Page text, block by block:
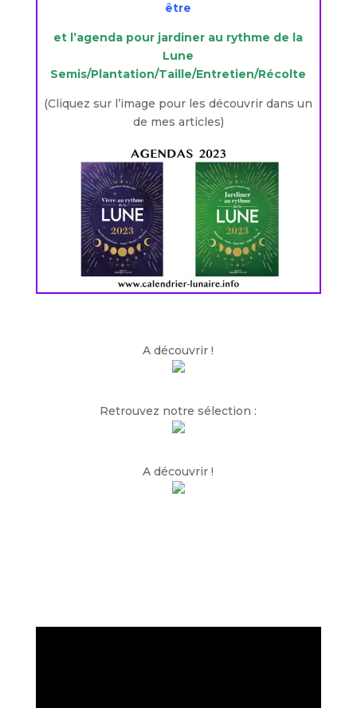
être
et l’agenda pour jardiner au rythme de la
Lune
Semis/Plantation/Taille/Entretien/Récolte
(Cliquez sur l’image pour les découvrir dans un
de mes articles)
A découvrir !
Retrouvez notre sélection :
A découvrir !